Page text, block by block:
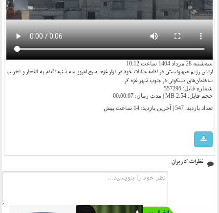
سه‌شنبه 28 مرداد 1404 ساعت 10:12
ارتش رژیم صهیونیستی در ادامه جنایات خود در نوار غزه، صبح امروز سه شنبه اقدام به انفجار و تخریب
ساختمان‌های مسکونی در جنوب شهر غزه کر
شماره فایل: 557295
حجم فایل: 2.54 MB | مدت زمان: 00:00:07
تعداد بازدید: 547 | آخرین بازدید:
14 ساعت پیش
نظرات کاربران